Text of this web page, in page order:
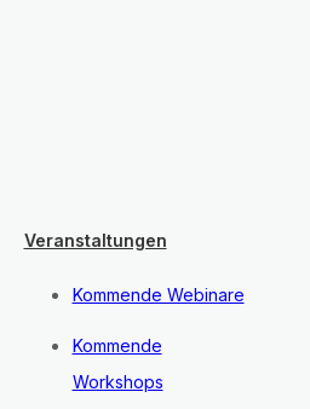
Veranstaltungen
Kommende Webinare
Kommende
Workshops